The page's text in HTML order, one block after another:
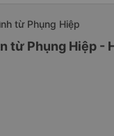
từ Phụng Hiệp
từ Phụng Hiệp